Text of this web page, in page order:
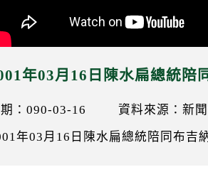
年03月16日陳水扁總統陪
期：090-03-16
資料來源：新
年03月16日陳水扁總統陪同布吉